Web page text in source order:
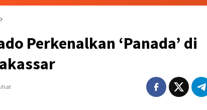
Perkenalkan ‘Panada’ di